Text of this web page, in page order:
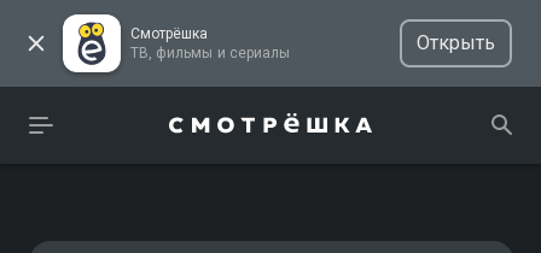
Смотрёшка
ТВ, фильмы и сериалы
Открыть